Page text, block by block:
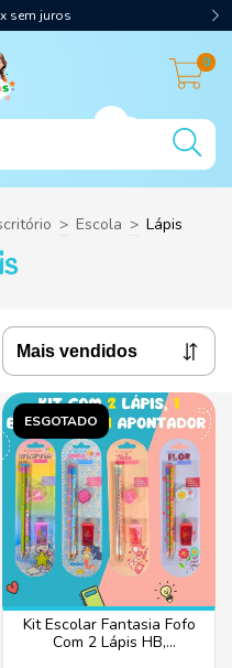
sem juros
0
> Escola > Lápis
ESGOTADO
Kit Escolar Fantasia Fofo
Com 2 Lápis HB,